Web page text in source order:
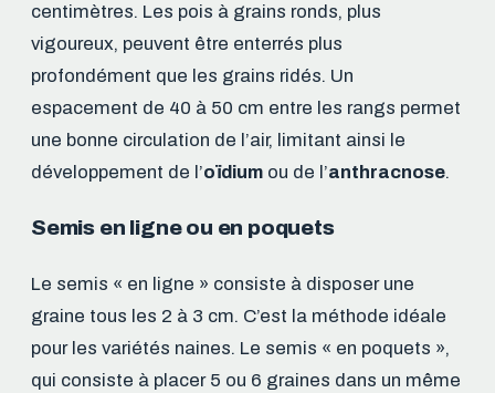
centimètres. Les pois à grains ronds, plus
vigoureux, peuvent être enterrés plus
profondément que les grains ridés. Un
espacement de 40 à 50 cm entre les rangs permet
une bonne circulation de l’air, limitant ainsi le
développement de l’oïdium ou de l’anthracnose.
Semis en ligne ou en poquets
Le semis « en ligne » consiste à disposer une
graine tous les 2 à 3 cm. C’est la méthode idéale
pour les variétés naines. Le semis « en poquets »,
qui consiste à placer 5 ou 6 graines dans un même